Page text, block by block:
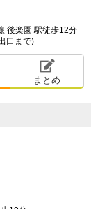
後楽園 駅徒歩12分
口まで)
まとめ